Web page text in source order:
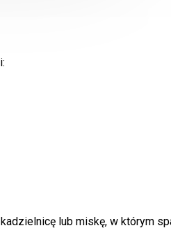
lub miskę, w którym